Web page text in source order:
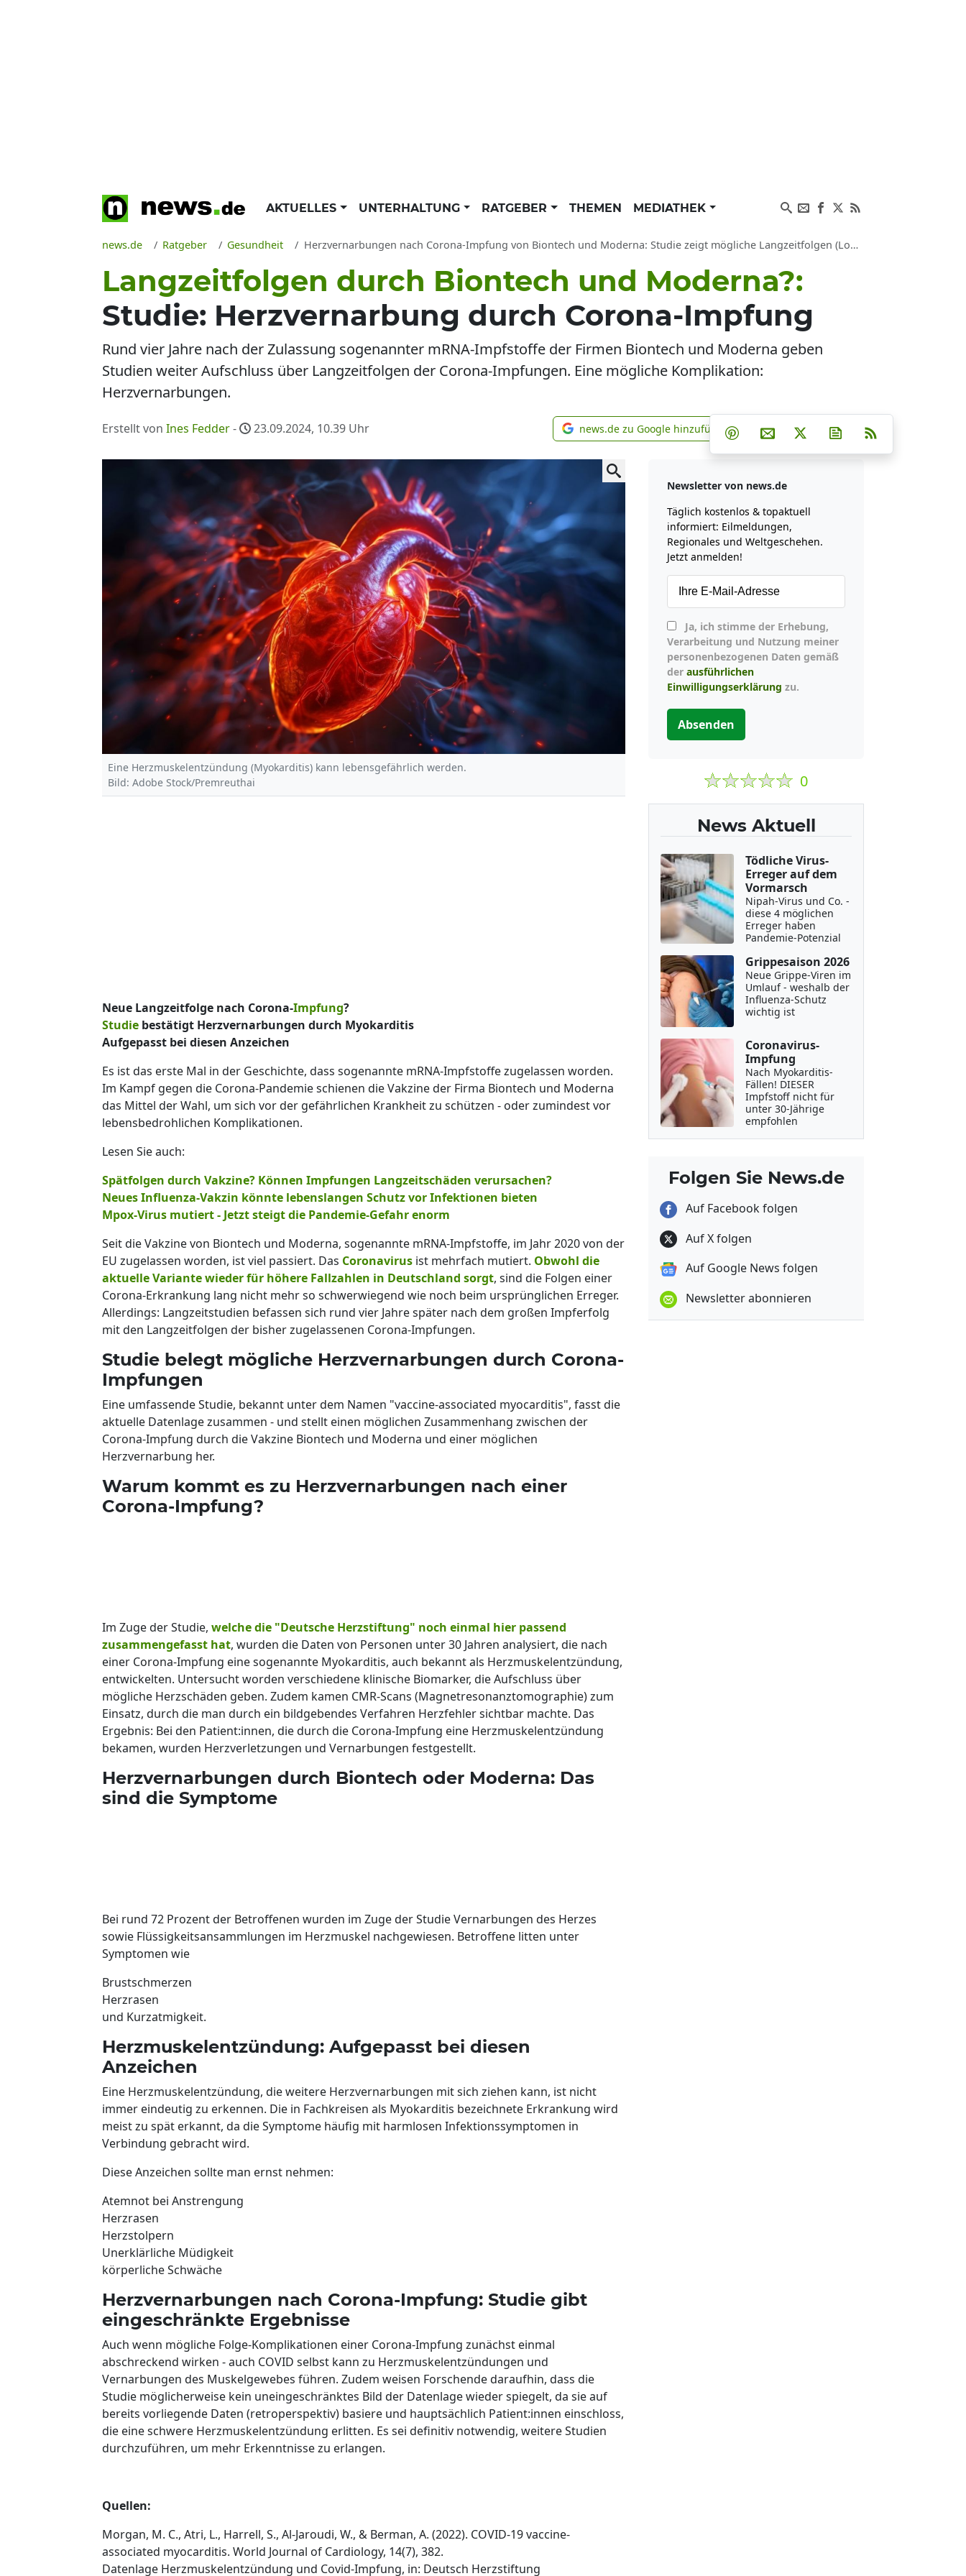
AKTUELLES UNTERHALTUNG RATGEBER THEMEN MEDIATHEK
news.de Ratgeber Gesundheit Herzvernarbungen nach Corona-Impfung von Biontech und Moderna: Studie zeigt mögliche Langzeitfolgen (Long Covid) durch mRNA Vakzin
Langzeitfolgen durch Biontech und Moderna?:
Studie: Herzvernarbung durch Corona-Impfung
Rund vier Jahre nach der Zulassung sogenannter mRNA-Impfstoffe der Firmen Biontech und Moderna geben
Studien weiter Aufschluss über Langzeitfolgen der Corona-Impfungen. Eine mögliche Komplikation:
Herzvernarbungen.
Erstellt von Ines Fedder- 23.09.2024, 10.39 Uhr news.de zu Google hinzufügen
news.de zu Google hinzufügen Teilen auf Facebook
Teilen auf Whatsapp
Teilen auf Telegram
Teilen auf Pinterest
Per E-Mail teilen
Post auf XNewsletter
Eine Herzmuskelentzündung (Myokarditis) kann lebensgefährlich werden.
Bild: Adobe Stock/Premreuthai
Neue Langzeitfolge nach Corona-Impfung?
Studie bestätigt Herzvernarbungen durch Myokarditis
Aufgepasst bei diesen Anzeichen
Es ist das erste Mal in der Geschichte, dass sogenannte mRNA-Impfstoffe zugelassen worden.
Im Kampf gegen die Corona-Pandemie schienen die Vakzine der Firma Biontech und Moderna
das Mittel der Wahl, um sich vor der gefährlichen Krankheit zu schützen - oder zumindest vor
lebensbedrohlichen Komplikationen.
Lesen Sie auch:
Spätfolgen durch Vakzine? Können Impfungen Langzeitschäden verursachen?
Neues Influenza-Vakzin könnte lebenslangen Schutz vor Infektionen bieten
Mpox-Virus mutiert - Jetzt steigt die Pandemie-Gefahr enorm
Seit die Vakzine von Biontech und Moderna, sogenannte mRNA-Impfstoffe, im Jahr 2020 von der
EU zugelassen worden, ist viel passiert. Das Coronavirus ist mehrfach mutiert. Obwohl die
aktuelle Variante wieder für höhere Fallzahlen in Deutschland sorgt, sind die Folgen einer
Corona-Erkrankung lang nicht mehr so schwerwiegend wie noch beim ursprünglichen Erreger.
Allerdings: Langzeitstudien befassen sich rund vier Jahre später nach dem großen Impferfolg
mit den Langzeitfolgen der bisher zugelassenen Corona-Impfungen.
Studie belegt mögliche Herzvernarbungen durch Corona-
Impfungen
Eine umfassende Studie, bekannt unter dem Namen "vaccine-associated myocarditis", fasst die
aktuelle Datenlage zusammen - und stellt einen möglichen Zusammenhang zwischen der
Corona-Impfung durch die Vakzine Biontech und Moderna und einer möglichen
Herzvernarbung her.
Warum kommt es zu Herzvernarbungen nach einer
Corona-Impfung?
Im Zuge der Studie, welche die "Deutsche Herzstiftung" noch einmal hier passend
zusammengefasst hat, wurden die Daten von Personen unter 30 Jahren analysiert, die nach
einer Corona-Impfung eine sogenannte Myokarditis, auch bekannt als Herzmuskelentzündung,
entwickelten. Untersucht worden verschiedene klinische Biomarker, die Aufschluss über
mögliche Herzschäden geben. Zudem kamen CMR-Scans (Magnetresonanztomographie) zum
Einsatz, durch die man durch ein bildgebendes Verfahren Herzfehler sichtbar machte. Das
Ergebnis: Bei den Patient:innen, die durch die Corona-Impfung eine Herzmuskelentzündung
bekamen, wurden Herzverletzungen und Vernarbungen festgestellt.
Herzvernarbungen durch Biontech oder Moderna: Das
sind die Symptome
Bei rund 72 Prozent der Betroffenen wurden im Zuge der Studie Vernarbungen des Herzes
sowie Flüssigkeitsansammlungen im Herzmuskel nachgewiesen. Betroffene litten unter
Symptomen wie
Brustschmerzen
Herzrasen
und Kurzatmigkeit.
Herzmuskelentzündung: Aufgepasst bei diesen
Anzeichen
Eine Herzmuskelentzündung, die weitere Herzvernarbungen mit sich ziehen kann, ist nicht
immer eindeutig zu erkennen. Die in Fachkreisen als Myokarditis bezeichnete Erkrankung wird
meist zu spät erkannt, da die Symptome häufig mit harmlosen Infektionssymptomen in
Verbindung gebracht wird.
Diese Anzeichen sollte man ernst nehmen:
Atemnot bei Anstrengung
Herzrasen
Herzstolpern
Unerklärliche Müdigkeit
körperliche Schwäche
Herzvernarbungen nach Corona-Impfung: Studie gibt
eingeschränkte Ergebnisse
Auch wenn mögliche Folge-Komplikationen einer Corona-Impfung zunächst einmal
abschreckend wirken - auch COVID selbst kann zu Herzmuskelentzündungen und
Vernarbungen des Muskelgewebes führen. Zudem weisen Forschende daraufhin, dass die
Studie möglicherweise kein uneingeschränktes Bild der Datenlage wieder spiegelt, da sie auf
bereits vorliegende Daten (retroperspektiv) basiere und hauptsächlich Patient:innen einschloss,
die eine schwere Herzmuskelentzündung erlitten. Es sei definitiv notwendig, weitere Studien
durchzuführen, um mehr Erkenntnisse zu erlangen.
Quellen:
Morgan, M. C., Atri, L., Harrell, S., Al-Jaroudi, W., & Berman, A. (2022). COVID-19 vaccine-
associated myocarditis. World Journal of Cardiology, 14(7), 382.
Datenlage Herzmuskelentzündung und Covid-Impfung, in: Deutsch Herzstiftung
Newsletter von news.de
Täglich kostenlos & topaktuell
informiert: Eilmeldungen,
Regionales und Weltgeschehen.
Jetzt anmelden!
Verarbeitung und Nutzung meiner
personenbezogenen Daten gemäß
der ausführlichen
Einwilligungserklärung zu.
Absenden
0
News Aktuell
Tödliche Virus-
Erreger auf dem
Vormarsch
Nipah-Virus und Co. -
diese 4 möglichen
Erreger haben
Pandemie-Potenzial
Grippesaison 2026
Neue Grippe-Viren im
Umlauf - weshalb der
Influenza-Schutz
wichtig ist
Coronavirus-
Impfung
Nach Myokarditis-
Fällen! DIESER
Impfstoff nicht für
unter 30-Jährige
empfohlen
Folgen Sie News.de
Auf Facebook folgen
Auf X folgen
Auf Google News folgen
Newsletter abonnieren